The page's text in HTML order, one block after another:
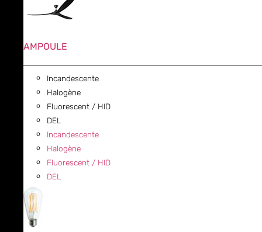
AMPOULE
Incandescente
Halogène
Fluorescent / HID
DEL
Incandescente
Halogène
Fluorescent / HID
DEL